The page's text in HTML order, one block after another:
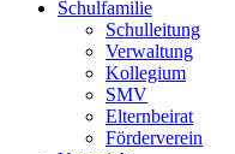
Schulfamilie
Schulleitung
Verwaltung
Kollegium
SMV
Elternbeirat
Förderverein